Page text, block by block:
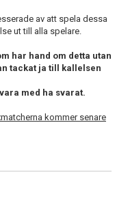
av att spela dessa
ut till alla spelare.
har hand om detta utan
tackat ja till kallelsen
med ha svarat.
kommer senare